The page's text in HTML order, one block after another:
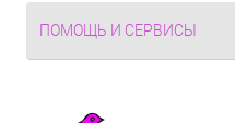
ПОМОЩЬ И СЕРВИСЫ